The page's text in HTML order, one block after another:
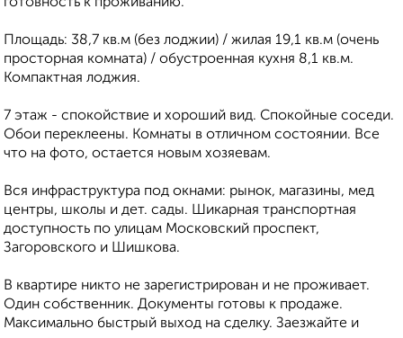
Площадь: 38,7 кв.м (без лоджии) / жилая 19,1 кв.м (очень
просторная комната) / обустроенная кухня 8,1 кв.м.
Компактная лоджия.
7 этаж - спокойствие и хороший вид. Спокойные соседи.
Обои переклеены. Комнаты в отличном состоянии. Все
что на фото, остается новым хозяевам.
Вся инфраструктура под окнами: рынок, магазины, мед
центры, школы и дет. сады. Шикарная транспортная
доступность по улицам Московский проспект,
Загоровского и Шишкова.
В квартире никто не зарегистрирован и не проживает.
Один собственник. Документы готовы к продаже.
Максимально быстрый выход на сделку. Заезжайте и